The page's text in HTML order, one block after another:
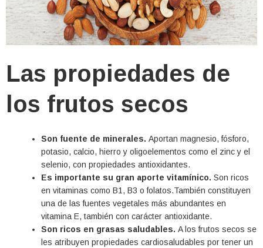
Las propiedades de
los frutos secos
Son fuente de minerales. Aportan magnesio, fósforo,
potasio, calcio, hierro y oligoelementos como el zinc y el
selenio, con propiedades antioxidantes.
Es importante su gran aporte vitamínico. Son ricos
en vitaminas como B1, B3 o folatos.También constituyen
una de las fuentes vegetales más abundantes en
vitamina E, también con carácter antioxidante.
Son ricos en grasas saludables. A los frutos secos se
les atribuyen propiedades cardiosaludables por tener un